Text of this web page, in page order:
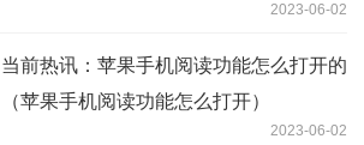
2023-06-02
当前热讯：苹果手机阅读功能怎么打开的
（苹果手机阅读功能怎么打开）
2023-06-02